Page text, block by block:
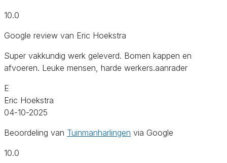
10.0
Google review van Eric Hoekstra
Super vakkundig werk geleverd. Bomen kappen en
afvoeren. Leuke mensen, harde werkers.aanrader
E
Eric Hoekstra
04-10-2025
Beoordeling van Tuinmanharlingen via Google
10.0